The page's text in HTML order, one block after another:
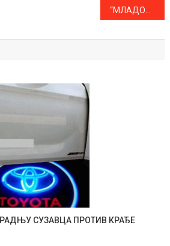
“МЛАДОСТ” ДОМАЋИН, ПРИГРЕВЧАНИ И СВИЛОЈЕВЧАНИ ГОСТУЈУ
СУЗАВЦА ПРОТИВ КРАЂЕ